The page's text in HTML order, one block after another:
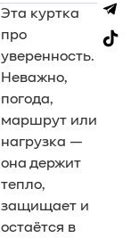
Эта куртка
про
уверенность.
Неважно,
погода,
маршрут или
нагрузка —
она держит
тепло,
защищает и
остаётся в